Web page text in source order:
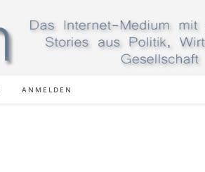
ANMELDEN